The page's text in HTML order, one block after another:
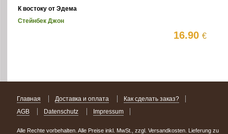
К востоку от Эдема
Стейнбек Джон
16.90€
Главная Доставка и оплата
Как сделать заказ?
AGB
Datenschutz Impressum
Alle Rechte vorbehalten. Alle Preise inkl. MwSt., zzgl. Versandkosten. Lieferung zu